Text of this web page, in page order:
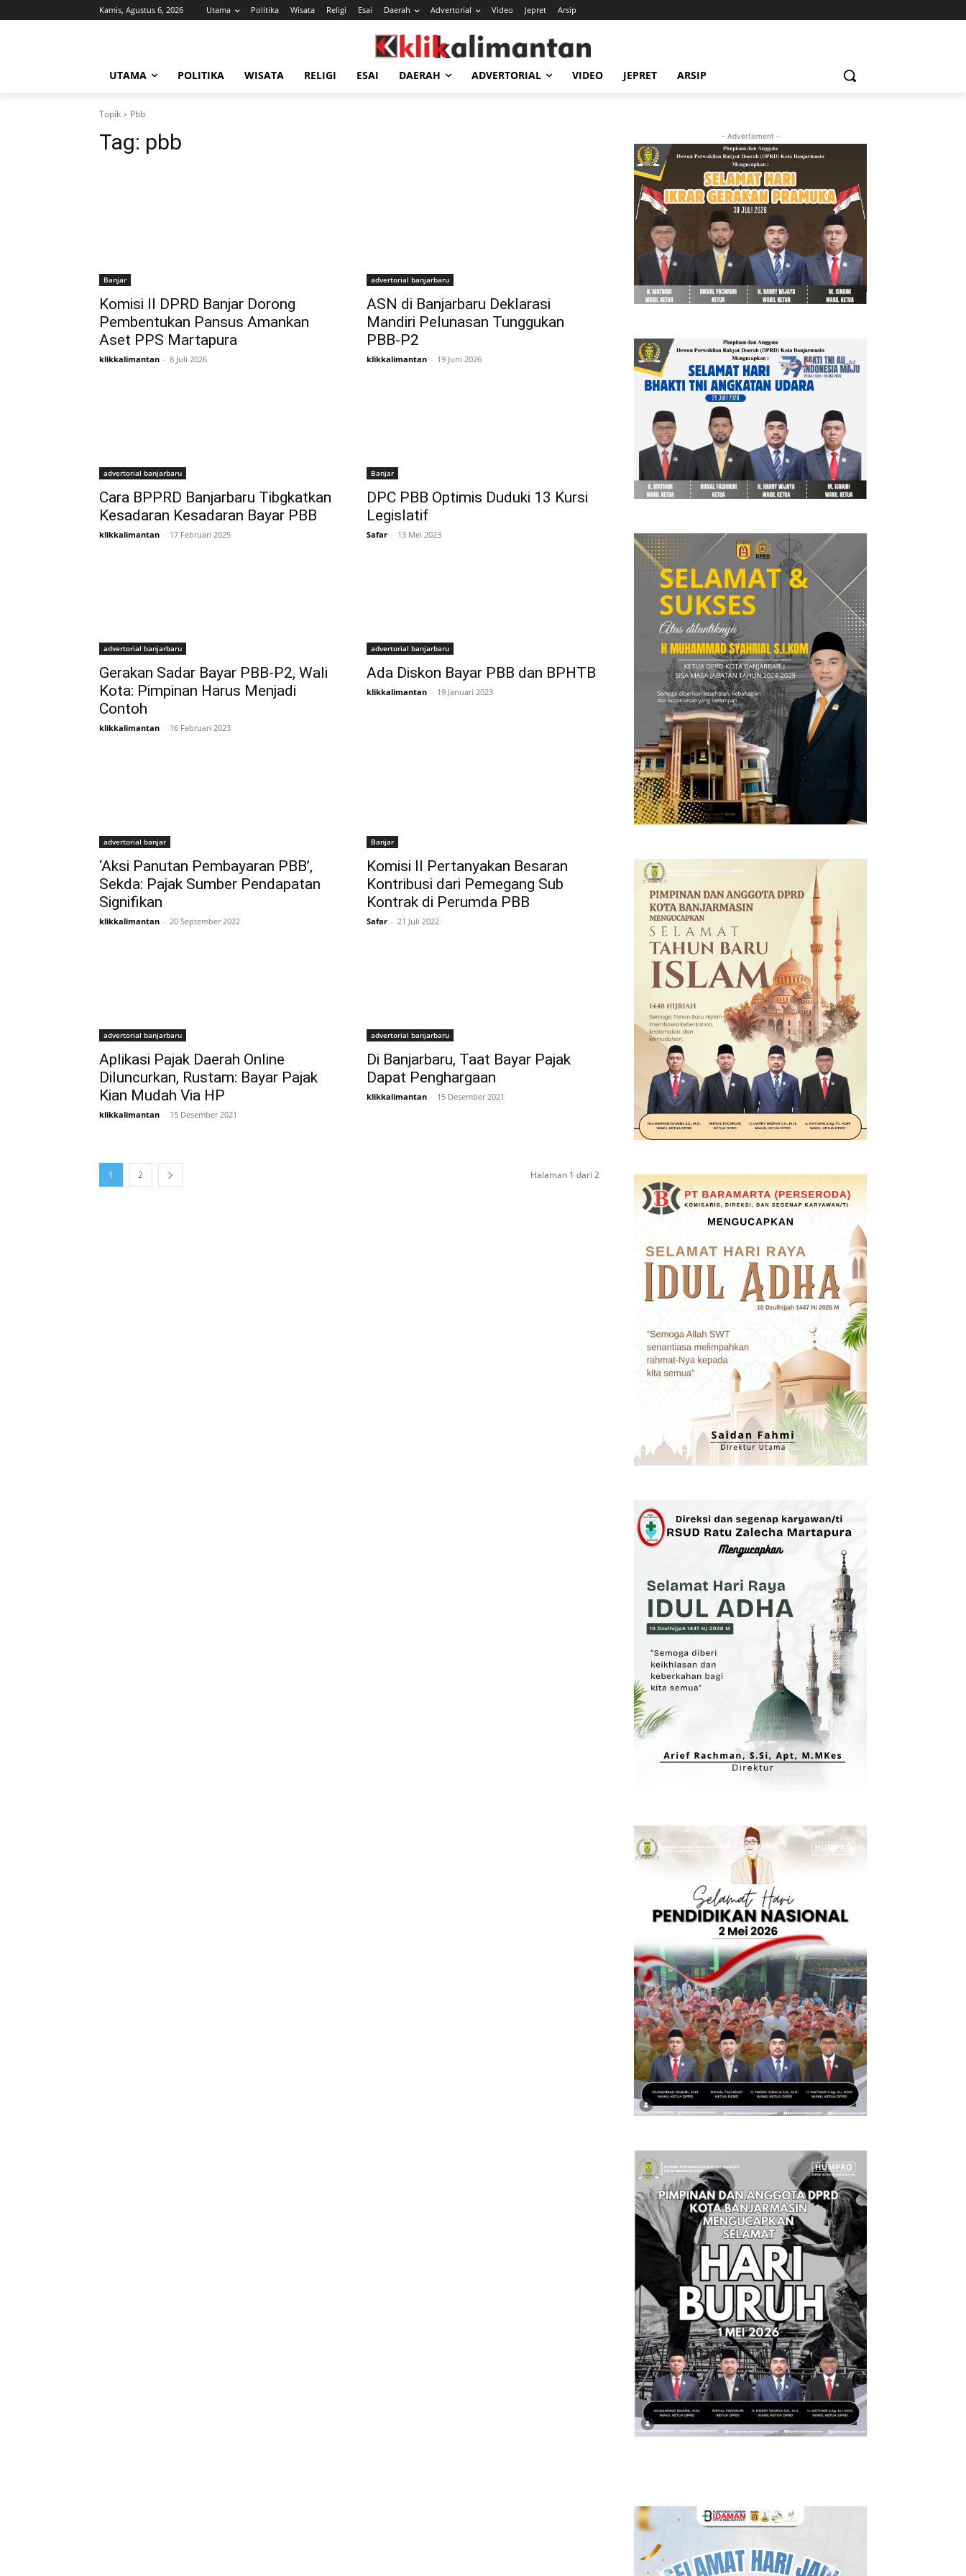
Kamis, Agustus 6, 2026 Utama Politika Wisata Religi Esai Daerah Advertorial Video Jepret Arsip
UTAMA POLITIKA WISATA RELIGI ESAI DAERAH ADVERTORIAL VIDEO JEPRET ARSIP
Topik Pbb
Tag: pbb
Banjar
Komisi II DPRD Banjar Dorong
Pembentukan Pansus Amankan
Aset PPS Martapura
klikkalimantan - 8 Juli 2026
advertorial banjarbaru
ASN di Banjarbaru Deklarasi
Mandiri Pelunasan Tunggukan
PBB-P2
klikkalimantan - 19 Juni 2026
advertorial banjarbaru
Cara BPPRD Banjarbaru Tibgkatkan
Kesadaran Kesadaran Bayar PBB
klikkalimantan - 17 Februari 2025
Banjar
DPC PBB Optimis Duduki 13 Kursi
Legislatif
Safar - 13 Mei 2023
advertorial banjarbaru
Gerakan Sadar Bayar PBB-P2, Wali
Kota: Pimpinan Harus Menjadi
Contoh
klikkalimantan - 16 Februari 2023
advertorial banjarbaru
Ada Diskon Bayar PBB dan BPHTB
klikkalimantan - 19 Januari 2023
advertorial banjar
‘Aksi Panutan Pembayaran PBB’,
Sekda: Pajak Sumber Pendapatan
Signifikan
klikkalimantan - 20 September 2022
Banjar
Komisi II Pertanyakan Besaran
Kontribusi dari Pemegang Sub
Kontrak di Perumda PBB
Safar - 21 Juli 2022
advertorial banjarbaru
Aplikasi Pajak Daerah Online
Diluncurkan, Rustam: Bayar Pajak
Kian Mudah Via HP
klikkalimantan - 15 Desember 2021
advertorial banjarbaru
Di Banjarbaru, Taat Bayar Pajak
Dapat Penghargaan
klikkalimantan - 15 Desember 2021
1 2 Halaman 1 dari 2
- Advertisment -